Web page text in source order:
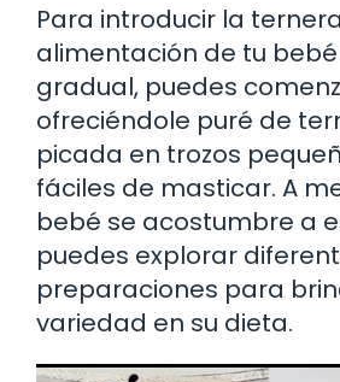
Para introducir la
alimentación de tu
gradual, puedes
ofreciéndole puré de
picada en trozos
fáciles de masticar. A
bebé se acostumbre a
puedes explorar
preparaciones para
variedad en su dieta.